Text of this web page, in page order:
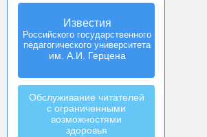
Известия
Российского государственного
педагогического университета
им. А.И. Герцена
Izvestia:
Herzen University
Journal of
Humanities & Sciences
Обслуживание читателей
с ограниченными
возможностями
здоровья